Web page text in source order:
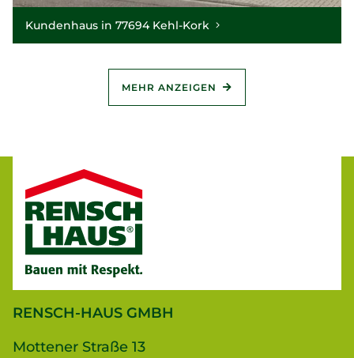
Kundenhaus in 77694 Kehl-Kork
MEHR ANZEIGEN
RENSCH-HAUS GMBH
Mottener Straße 13